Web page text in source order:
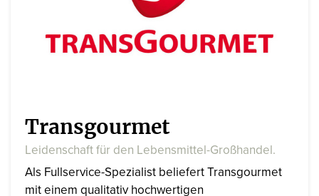
Transgourmet
Leidenschaft für den Lebensmittel-Großhandel.
Als Fullservice-Spezialist beliefert Transgourmet
mit einem qualitativ hochwertigen